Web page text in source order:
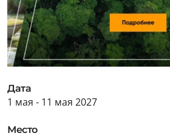
Дата
1 мая - 11 мая 2027
Место